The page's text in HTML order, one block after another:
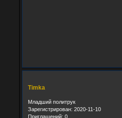
Timka
Младший политрук
Зарегистрирован: 2020-11-10
Приглашений: 0